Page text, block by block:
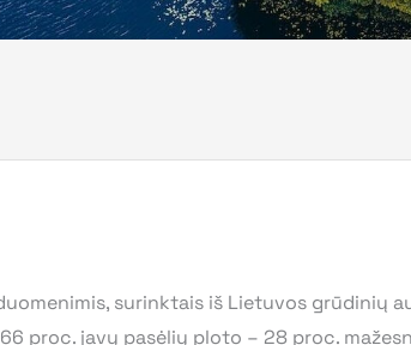
surinktais iš Lietuvos grūdinių
proc. javų pasėlių ploto – 28 proc.